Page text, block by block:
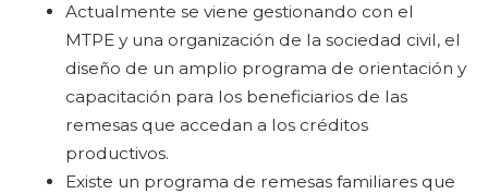
Actualmente se viene gestionando con el
MTPE y una organización de la sociedad civil, el
diseño de un amplio programa de orientación y
capacitación para los beneficiarios de las
remesas que accedan a los créditos
productivos.
Existe un programa de remesas familiares que